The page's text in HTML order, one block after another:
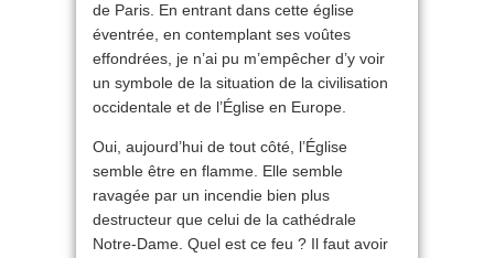
de Paris. En entrant dans cette église
éventrée, en contemplant ses voûtes
effondrées, je n’ai pu m’empêcher d’y voir
un symbole de la situation de la civilisation
occidentale et de l’Église en Europe.
Oui, aujourd’hui de tout côté, l’Église
semble être en flamme. Elle semble
ravagée par un incendie bien plus
destructeur que celui de la cathédrale
Notre-Dame. Quel est ce feu ? Il faut avoir